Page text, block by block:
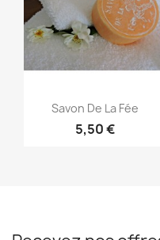
Aperçu rapide
Savon De La Fée
5,50 €